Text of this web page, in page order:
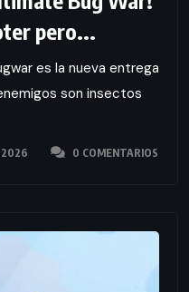
pero...
es la nueva entrega
son insectos
2026 0 COMENTARIOS